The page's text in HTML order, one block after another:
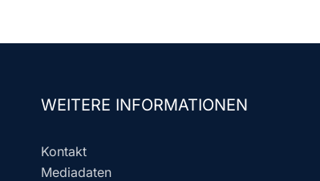
WEITERE INFORMATIONEN
Kontakt
Mediadaten